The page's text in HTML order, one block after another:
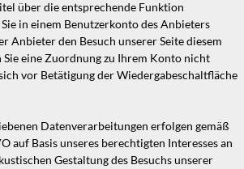
über die entsprechende Funktion
in einem Benutzerkonto des Anbieters
Anbieter den Besuch unserer Seite diesem
eine Zuordnung zu Ihrem Konto nicht
vor Betätigung der Wiedergabeschaltfläche
Datenverarbeitungen erfolgen gemäß
auf Basis unseres berechtigten Interesses an
Gestaltung des Besuchs unserer